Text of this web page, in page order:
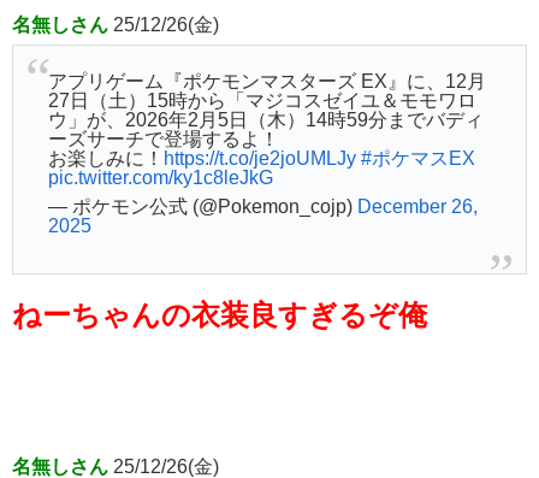
名無しさん 25/12/26(金)
アプリゲーム『ポケモンマスターズ EX』に、12月
27日（土）15時から「マジコスゼイユ＆モモワロ
ウ」が、2026年2月5日（木）14時59分までバディ
ーズサーチで登場するよ！
お楽しみに！ https://t.co/je2joUMLJy #ポケマスEX
pic.twitter.com/ky1c8leJkG
— ポケモン公式 (@Pokemon_cojp) December 26,
2025
ねーちゃんの衣装良すぎるぞ俺
名無しさん 25/12/26(金)